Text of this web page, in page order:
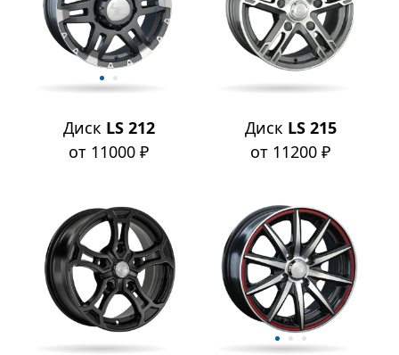
Диск LS 212
от 11000 ₽
Диск LS 215
от 11200 ₽